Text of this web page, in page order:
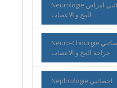
Neurologie اخصائيي امراض
المخ و الاعصاب
Neuro-Chirurgie اخصائيي
جراحة المخ و الاعصاب
Nephrologie اخصائيي